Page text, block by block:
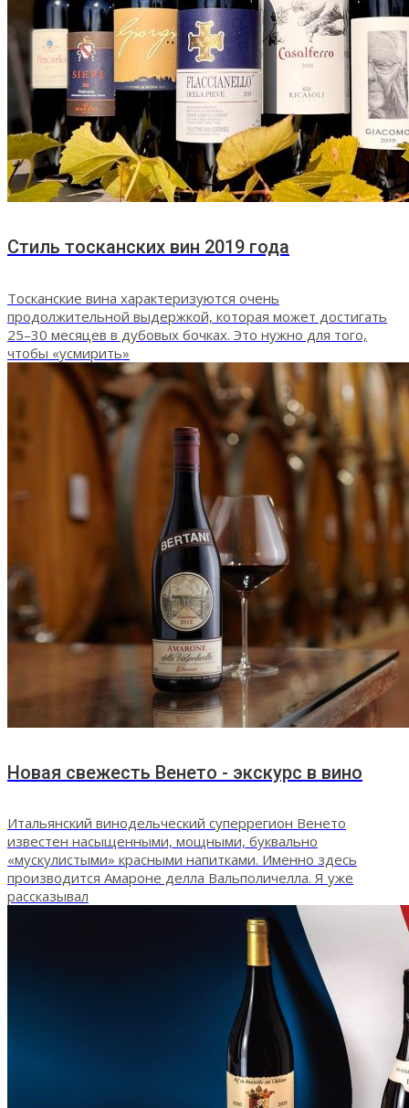
Стиль тосканских вин 2019 года
Тосканские вина характеризуются очень
продолжительной выдержкой, которая может достигать
25–30 месяцев в дубовых бочках. Это нужно для того,
чтобы «усмирить»
Новая свежесть Венето - экскурс в вино
Итальянский винодельческий суперрегион Венето
известен насыщенными, мощными, буквально
«мускулистыми» красными напитками. Именно здесь
производится Амароне делла Вальполичелла. Я уже
рассказывал